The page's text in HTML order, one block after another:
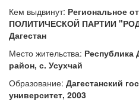
Кем выдвинут: Региональное
ПОЛИТИЧЕСКОЙ ПАРТИИ
Дагестан
Место жительства: Республика
район, с. Усухчай
Образование: Дагестанский
университет, 2003